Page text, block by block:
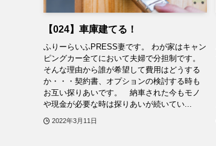
【024】車庫建てる！
ふりーらいふPRESS妻です。 わが家はキャン
ピングカー全てにおいて夫婦で分担制です。
そんな理由から誰が希望して費用はどうする
か・・・契約書、オプションの検討する時も
お互い探りあいです。 納車された今もモノ
や現金が必要な時は探りあいが続いてい...
2022年3月11日